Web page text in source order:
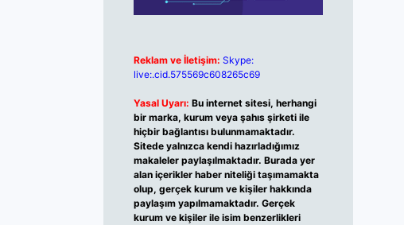
Reklam ve İletişim: Skype:
live:.cid.575569c608265c69
Yasal Uyarı: Bu internet sitesi, herhangi
bir marka, kurum veya şahıs şirketi ile
hiçbir bağlantısı bulunmamaktadır.
Sitede yalnızca kendi hazırladığımız
makaleler paylaşılmaktadır. Burada yer
alan içerikler haber niteliği taşımamakta
olup, gerçek kurum ve kişiler hakkında
paylaşım yapılmamaktadır. Gerçek
kurum ve kişiler ile isim benzerlikleri